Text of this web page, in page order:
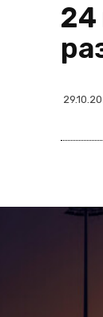
24